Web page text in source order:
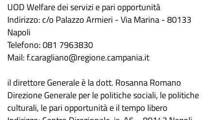
UOD Welfare dei servizi e pari opportunità
Indirizzo: c/o Palazzo Armieri - Via Marina - 80133
Napoli
Telefono: 081 7963830
Mail: f.caragliano@regione.campania.it
il direttore Generale è la dott. Rosanna Romano
Direzione Generale per le politiche sociali, le politiche
culturali, le pari opportunità e il tempo libero